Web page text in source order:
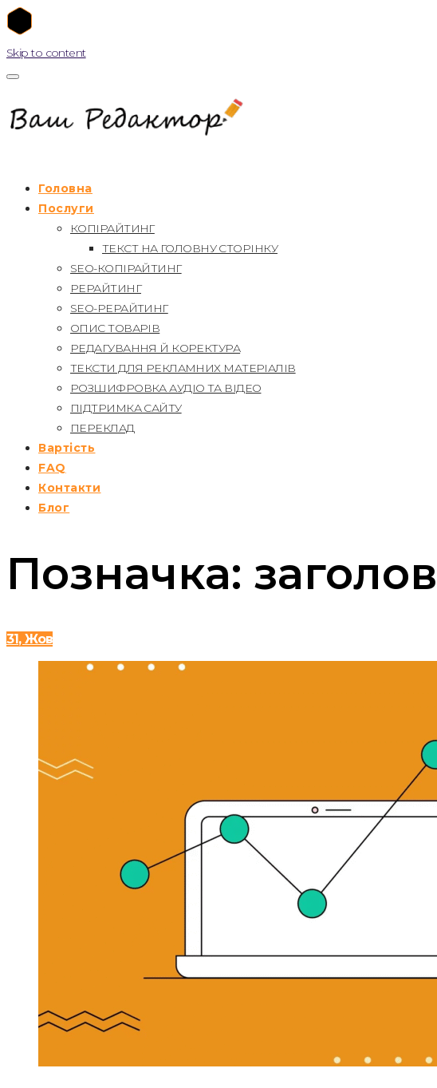
Skip to content
Головна
Послуги
КОПІРАЙТИНГ
ТЕКСТ НА ГОЛОВНУ СТОРІНКУ
SEO-КОПІРАЙТИНГ
РЕРАЙТИНГ
SEO-РЕРАЙТИНГ
ОПИС ТОВАРІВ
РЕДАГУВАННЯ Й КОРЕКТУРА
ТЕКСТИ ДЛЯ РЕКЛАМНИХ МАТЕРІАЛІВ
РОЗШИФРОВКА АУДІО ТА ВІДЕО
ПІДТРИМКА САЙТУ
ПЕРЕКЛАД
Вартість
FAQ
Контакти
Блог
Позначка:
31, Жов